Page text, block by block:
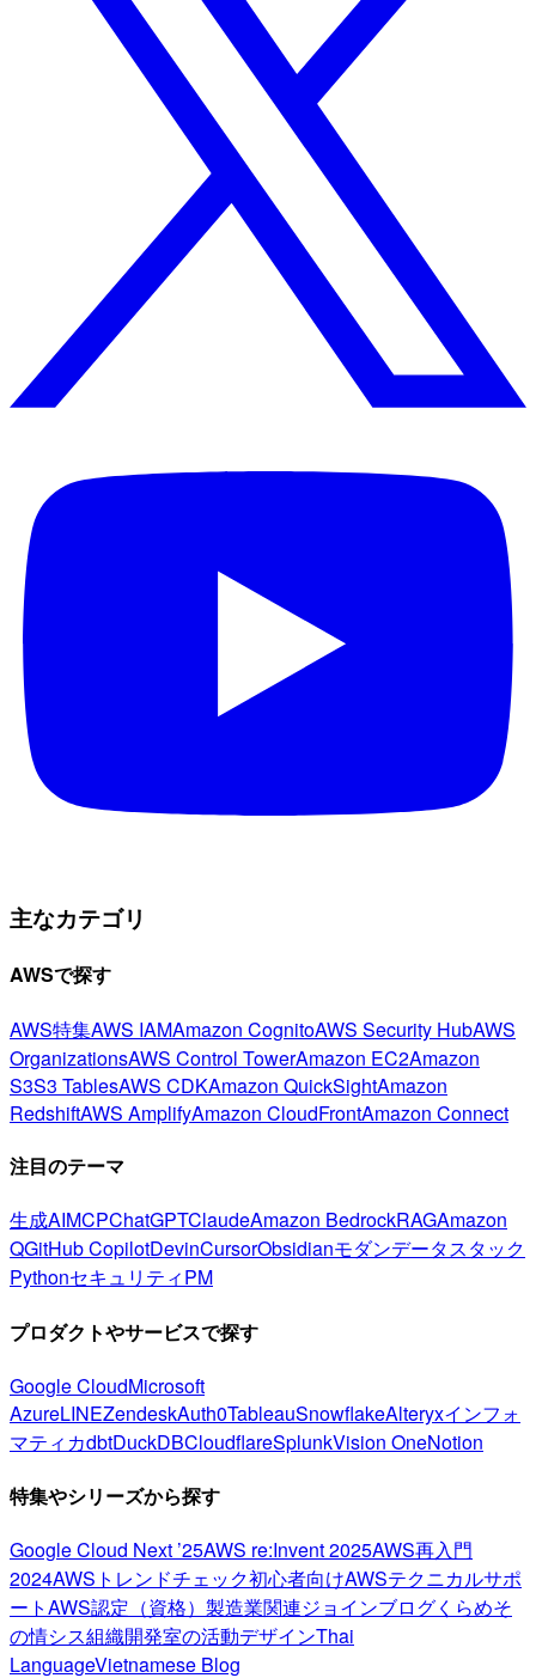
主なカテゴリ
AWSで探す
AWS特集AWS IAMAmazon CognitoAWS Security HubAWS
OrganizationsAWS Control TowerAmazon EC2Amazon
S3S3 TablesAWS CDKAmazon QuickSightAmazon
RedshiftAWS AmplifyAmazon CloudFrontAmazon Connect
注目のテーマ
生成AIMCPChatGPTClaudeAmazon BedrockRAGAmazon
QGitHub CopilotDevinCursorObsidianモダンデータスタック
PythonセキュリティPM
プロダクトやサービスで探す
Google CloudMicrosoft
AzureLINEZendeskAuth0TableauSnowflakeAlteryxインフォ
マティカdbtDuckDBCloudflareSplunkVision OneNotion
特集やシリーズから探す
Google Cloud Next ’25AWS re:Invent 2025AWS再入門
2024AWSトレンドチェック初心者向けAWSテクニカルサポ
ートAWS認定（資格） 製造業関連ジョインブログくらめそ
の情シス組織開発室の活動デザインThai
LanguageVietnamese Blog